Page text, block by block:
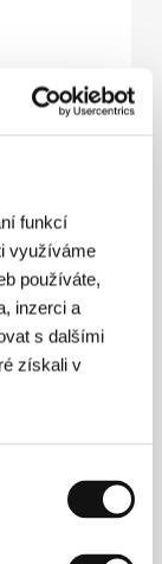
funkcí
využíváme
používáte,
inzerci a
s dalšími
získali v
už ve
na
snímek